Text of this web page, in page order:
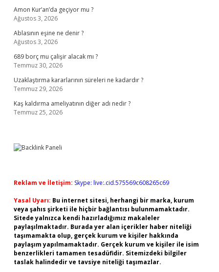
Amon Kur’an’da geçiyor mu ?
Ağustos 3, 2026
Ablasının eşine ne denir ?
Ağustos 3, 2026
689 borç mu çalişir alacak mı ?
Temmuz 30, 2026
Uzaklaştırma kararlarının süreleri ne kadardır ?
Temmuz 29, 2026
Kaş kaldırma ameliyatının diğer adı nedir ?
Temmuz 25, 2026
Reklam ve İletişim: Skype: live:.cid.575569c608265c69
Yasal Uyarı: Bu internet sitesi, herhangi bir marka, kurum
veya şahıs şirketi ile hiçbir bağlantısı bulunmamaktadır.
Sitede yalnızca kendi hazırladığımız makaleler
paylaşılmaktadır. Burada yer alan içerikler haber niteliği
taşımamakta olup, gerçek kurum ve kişiler hakkında
paylaşım yapılmamaktadır. Gerçek kurum ve kişiler ile isim
benzerlikleri tamamen tesadüfidir. Sitemizdeki bilgiler
taslak halindedir ve tavsiye niteliği taşımazlar.